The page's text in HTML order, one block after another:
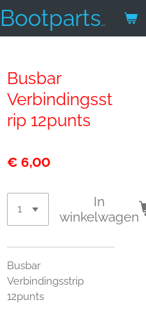
BerendBotjeBootparts.nl
Busbar
Verbindingsst
rip 12punts
€ 6,00
In
winkelwagen
Busbar
Verbindingsstrip
12punts